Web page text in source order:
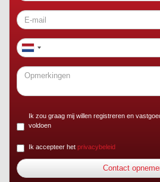
Ik zou graag mij willen registreren en
voldoen
Ik accepteer het privacybeleid